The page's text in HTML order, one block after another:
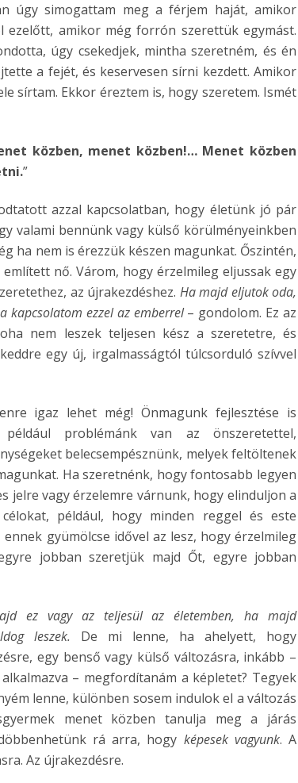
úgy simogattam meg a férjem haját, amikor
ezelőtt, amikor még forrón szerettük egymást.
úgy csekedjek, mintha szeretném, és én
a fejét, és keservesen sírni kezdett. Amikor
sírtam. Ekkor éreztem is, hogy szeretem. Ismét
közben, menet közben!… Menet közben
”
azzal kapcsolatban, hogy életünk jó pár
valami bennünk vagy külső körülményeinkben
ha nem is érezzük készen magunkat. Őszintén,
nő. Várom, hogy érzelmileg eljussak egy
az újrakezdéshez. Ha majd eljutok oda,
kapcsolatom ezzel az emberrel– gondolom. Ez az
nem leszek teljesen kész a szeretetre, és
egy új, irgalmasságtól túlcsorduló szívvel
igaz lehet még! Önmagunk fejlesztése is
problémánk van az önszeretettel,
belecsempésznünk, melyek feltöltenek
Ha szeretnénk, hogy fontosabb legyen
jelre vagy érzelemre várnunk, hogy elinduljon a
például, hogy minden reggel és este
gyümölcse idővel az lesz, hogy érzelmileg
jobban szeretjük majd Őt, egyre jobban
ez vagy az teljesül az életemben, ha majd
leszek. De mi lenne, ha ahelyett, hogy
egy benső vagy külső változásra, inkább –
– megfordítanám a képletet? Tegyek
lenne, különben sosem indulok el a változás
menet közben tanulja meg a járás
rá arra, hogy képesek vagyunk. A
Az újrakezdésre.